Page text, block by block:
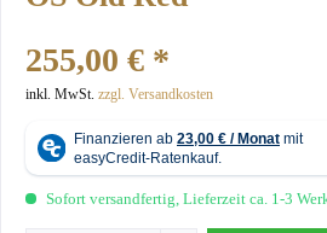
255,00 € *
inkl. MwSt. zzgl. Versandkosten
Sofort versandfertig, Lieferzeit ca. 1-3